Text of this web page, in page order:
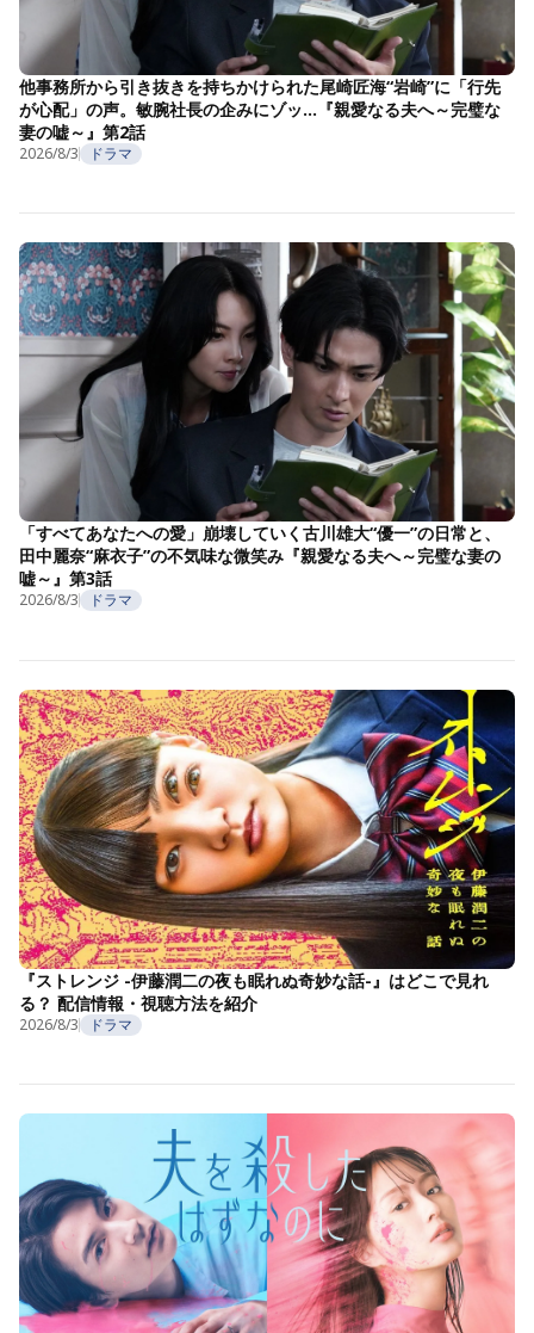
他事務所から引き抜きを持ちかけられた尾崎匠海“岩崎”に「行先
が心配」の声。敏腕社長の企みにゾッ…『親愛なる夫へ～完璧な
妻の嘘～』第2話
2026/8/3 ドラマ
「すべてあなたへの愛」崩壊していく古川雄大“優一”の日常と、
田中麗奈“麻衣子”の不気味な微笑み『親愛なる夫へ～完璧な妻の
嘘～』第3話
2026/8/3 ドラマ
『ストレンジ -伊藤潤二の夜も眠れぬ奇妙な話-』はどこで見れ
る？ 配信情報・視聴方法を紹介
2026/8/3 ドラマ